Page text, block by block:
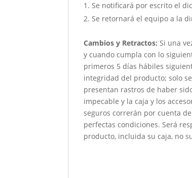
Se notificará por escrito el
Se retornará el equipo a la
Cambios y Retractos: Si una
y cuando cumpla con lo
primeros 5 días hábiles
integridad del producto; solo
presentan rastros de haber
impecable y la caja y los
seguros correrán por cuenta
perfectas condiciones. Será
producto, incluida su caja, no